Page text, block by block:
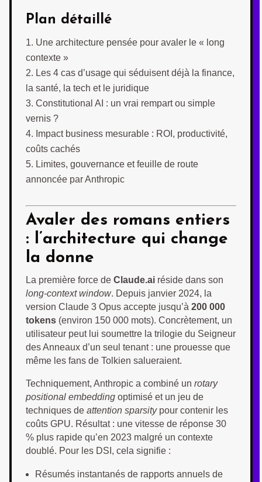
Plan détaillé
Une architecture pensée pour avaler le « long
contexte »
Les 4 cas d’usage qui séduisent déjà la finance,
la santé, la tech et le juridique
Constitutional AI : un vrai rempart ou simple
vernis ?
Impact business mesurable : ROI, productivité,
coûts cachés
Limites, gouvernance et feuille de route
annoncée par Anthropic
Avaler des romans entiers
: l’architecture qui change
la donne
La première force de Claude.ai réside dans son
long-context window. Depuis janvier 2024, la
version Claude 3 Opus accepte jusqu’à 200 000
tokens (environ 150 000 mots). Concrètement, un
utilisateur peut lui soumettre la trilogie du Seigneur
des Anneaux d’un seul tenant : une prouesse que
même les fans de Tolkien salueraient.
Techniquement, Anthropic a combiné un rotary
positional embedding optimisé et un jeu de
techniques de attention sparsitypour contenir les
coûts GPU. Résultat : une vitesse de réponse 30
% plus rapide qu’en 2023 malgré un contexte
doublé. Pour les DSI, cela signifie :
Résumés instantanés de rapports annuels de